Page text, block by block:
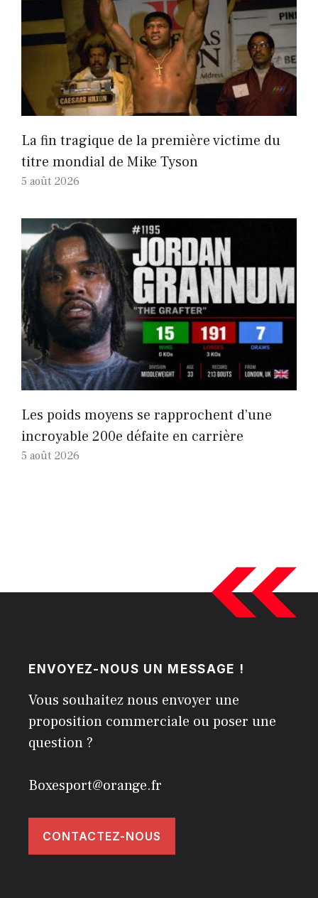
La fin tragique de la première victime du
titre mondial de Mike Tyson
5 août 2026
Les poids moyens se rapprochent d’une
incroyable 200e défaite en carrière
5 août 2026
ENVOYEZ-NOUS UN MESSAGE !
Vous souhaitez nous envoyer une
proposition commerciale ou poser une
question ?
Boxesport@orange.fr
CONTACTEZ-NOUS